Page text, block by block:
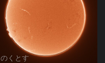
のくとす